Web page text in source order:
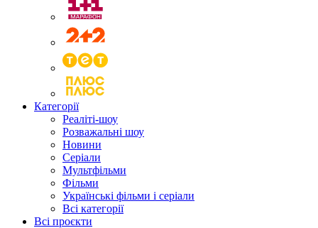
Категорії
Реаліті-шоу
Розважальні шоу
Новини
Серіали
Мультфільми
Фільми
Українські фільми і серіали
Всі категорії
Всі проєкти